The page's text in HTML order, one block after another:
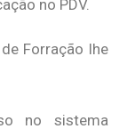
no PDV.
Forração lhe
no sistema